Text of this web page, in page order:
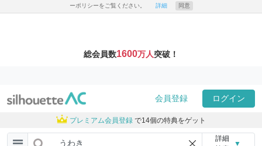
ーポリシーをご覧ください。 詳細 同意
総会員数1600万人突破！
会員登録 ログイン
プレミアム会員登録 で14個の特典をゲット
詳細
▼